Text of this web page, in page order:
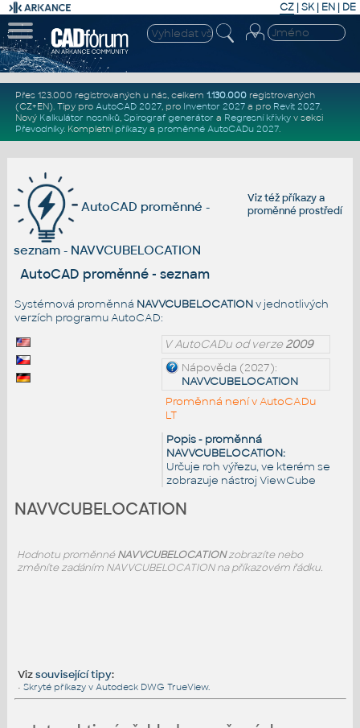
CZ | SK| EN | DE
Přes 123.000 registrovaných u nás, celkem 1.130.000registrovaných
(CZ+EN). Tipy pro AutoCAD 2027, pro Inventor 2027a pro Revit 2027.
Nový Kalkulátor nosníků, Spirograf generátor a Regresní křivkyv sekci
Převodníky. Kompletní příkazya proměnné AutoCADu 2027.
Viz téžpříkazya
proměnné prostředí
AutoCAD proměnné -
seznam - NAVVCUBELOCATION
AutoCAD proměnné - seznam
Systémová proměnná NAVVCUBELOCATIONv jednotlivých
verzích programu AutoCAD:
V AutoCADu od verze2009
Nápověda (2027):
NAVVCUBELOCATION
Proměnná není v AutoCADu
LT
Popis - proměnná
NAVVCUBELOCATION:
Určuje roh výřezu, ve kterém se
zobrazuje nástroj ViewCube
NAVVCUBELOCATION
Hodnotu proměnnéNAVVCUBELOCATIONzobrazíte nebo
změníte zadáním NAVVCUBELOCATION na příkazovém řádku.
Vizsouvisející tipy:
• Skryté příkazy v Autodesk DWG TrueView.